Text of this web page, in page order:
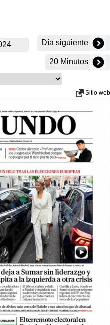
Día siguiente
20 Minutos
Sitio web